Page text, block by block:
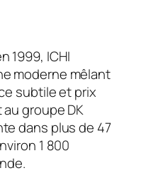
1999, ICHI
moderne mêlant
subtile et prix
groupe DK
dans plus de 47
1 800